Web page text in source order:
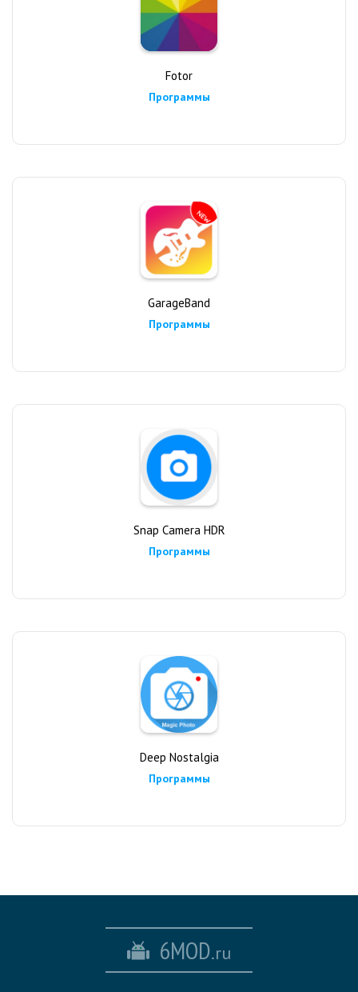
Fotor
Программы
GarageBand
Программы
Snap Camera HDR
Программы
Deep Nostalgia
Программы
6MOD.ru